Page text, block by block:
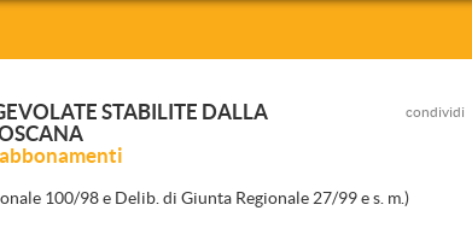
STABILITE DALLA
condividi
100/98 e Delib. di Giunta Regionale 27/99 e s. m.)